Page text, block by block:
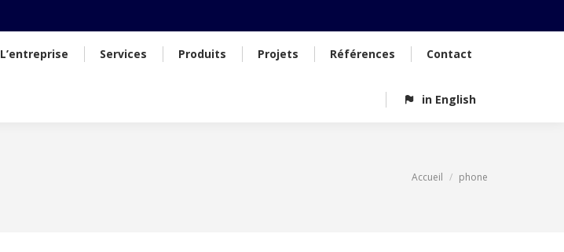
L’entreprise Services Produits Projets Références Contact
in English
Accueil phone